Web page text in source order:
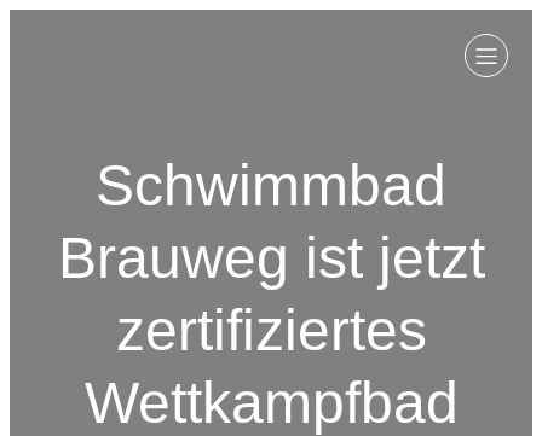
Schwimmbad
Brauweg ist jetzt
zertifiziertes
Wettkampfbad